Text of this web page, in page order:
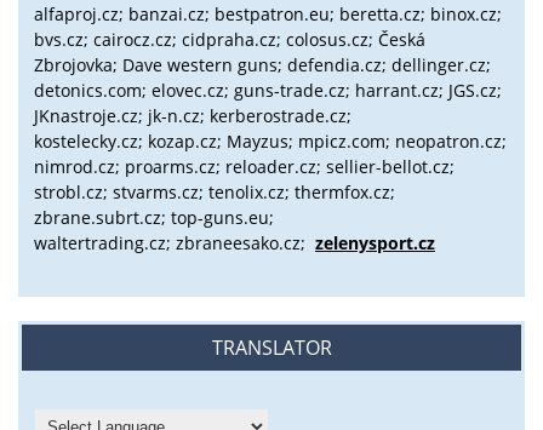
alfaproj.cz; banzai.cz; bestpatron.eu; beretta.cz; binox.cz;
bvs.cz; cairocz.cz; cidpraha.cz; colosus.cz; Česká
Zbrojovka; Dave western guns; defendia.cz; dellinger.cz;
detonics.com; elovec.cz; guns-trade.cz; harrant.cz; JGS.cz;
JKnastroje.cz; jk-n.cz; kerberostrade.cz;
kostelecky.cz; kozap.cz; Mayzus; mpicz.com; neopatron.cz;
nimrod.cz; proarms.cz; reloader.cz; sellier-bellot.cz;
strobl.cz; stvarms.cz; tenolix.cz; thermfox.cz;
zbrane.subrt.cz; top-guns.eu;
waltertrading.cz; zbraneesako.cz; zelenysport.cz
TRANSLATOR